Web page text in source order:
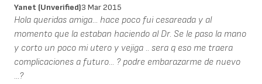
Yanet (unverified)3 Mar 2015
Hola queridas amiga... hace poco fui cesareada y al
momento que la estaban haciendo al Dr. Se le paso la mano
y corto un poco mi utero y vejiga .. sera q eso me traera
complicaciones a futuro... ? podre embarazarme de nuevo
...?